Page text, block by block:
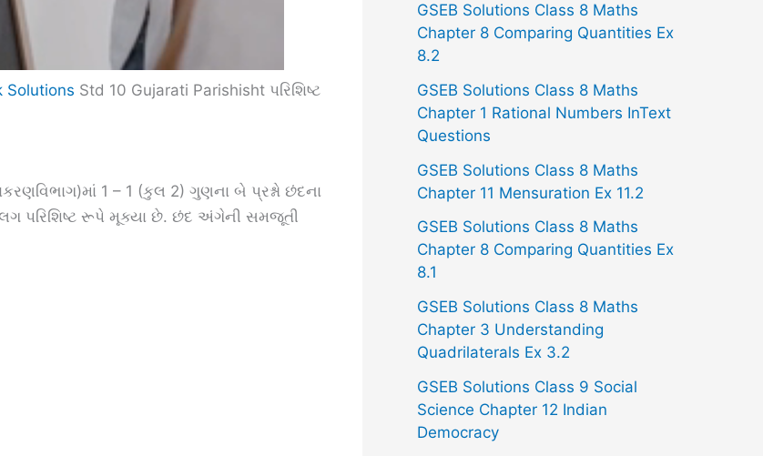
Solutions Std 10 Gujarati Parishisht પરિશિષ્ટ
1 – 1 (કુલ 2) ગુણના બે પ્રશ્નો છંદના
અલગ પરિશિષ્ટ રૂપે મૂક્યા છે. છંદ અંગેની સમજૂતી
GSEB Solutions Class 8 Maths
Chapter 8 Comparing Quantities Ex
8.2
GSEB Solutions Class 8 Maths
Chapter 1 Rational Numbers InText
Questions
GSEB Solutions Class 8 Maths
Chapter 11 Mensuration Ex 11.2
GSEB Solutions Class 8 Maths
Chapter 8 Comparing Quantities Ex
8.1
GSEB Solutions Class 8 Maths
Chapter 3 Understanding
Quadrilaterals Ex 3.2
GSEB Solutions Class 9 Social
Science Chapter 12 Indian
Democracy